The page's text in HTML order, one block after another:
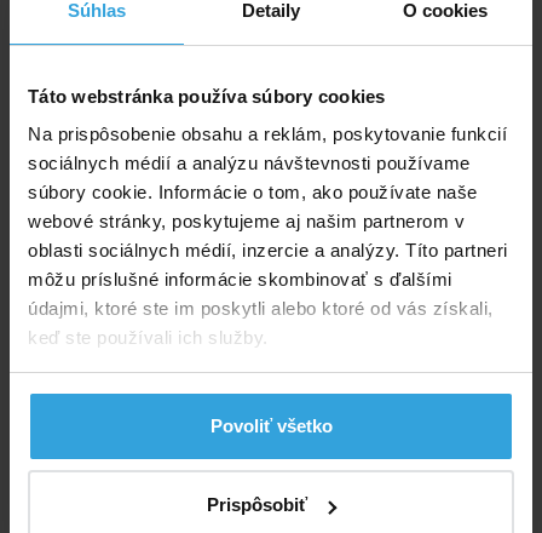
Súhlas Detaily O cookies
Táto webstránka používa súbory cookies
Na prispôsobenie obsahu a reklám, poskytovanie funkcií
sociálnych médií a analýzu návštevnosti používame
súbory cookie. Informácie o tom, ako používate naše
webové stránky, poskytujeme aj našim partnerom v
oblasti sociálnych médií, inzercie a analýzy. Títo partneri
môžu príslušné informácie skombinovať s ďalšími
údajmi, ktoré ste im poskytli alebo ktoré od vás získali,
keď ste používali ich služby.
Povoliť všetko
Prispôsobiť
do košíka
Skladom > 20 ks
v stredu u vás
5,00 EUR
do košíka